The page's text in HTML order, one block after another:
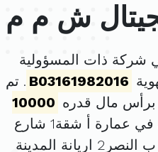
شركة ذات المسؤولية
B03161982016 . تم
10000
، ويقع مقرها الرئيسي في عمارة أ شقة1 شارع
لمين الشابي اقامة السلام ب النصر2 اريانة المدينة